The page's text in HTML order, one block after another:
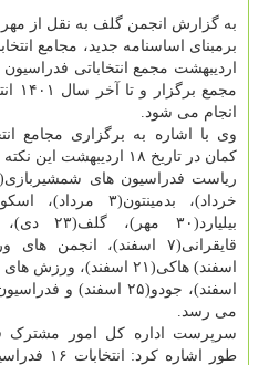
به گزارش انجمن گلف به نقل از مهر،
اردیبهشت مجمع انتخاباتی فدراسیون
انجام می شود.
وی با اشاره به برگزاری مجامع
کمان در تاریخ ۱۸
بیلیارد(۳۰ مهر)، گلف(۲۳ دی)،
می رسد.
سرپرست اداره کل امور مشترک